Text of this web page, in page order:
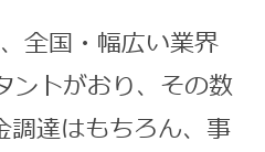
全国・幅広い業界
ントがおり、その数
達はもちろん、事